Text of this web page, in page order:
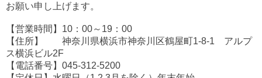
お願い申し上げます。
【営業時間】10：00～19：00
【住所】 神奈川県横浜市神奈川区鶴屋町1-8-1 アルプ
ス横浜ビル2F
【電話番号】045-312-5200